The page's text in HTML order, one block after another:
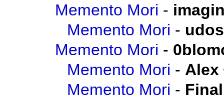
Memento Mori -
Memento Mori -
Memento Mori -
Memento Mori - Alex
Memento Mori -